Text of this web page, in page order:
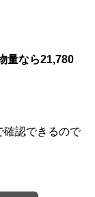
量なら21,780
確認できるので